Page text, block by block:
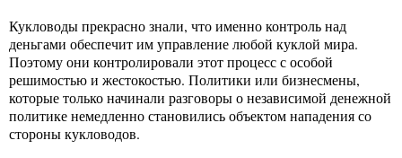
Кукловоды прекрасно знали, что именно контроль над
деньгами обеспечит им управление любой куклой мира.
Поэтому они контролировали этот процесс с особой
решимостью и жестокостью. Политики или бизнесмены,
которые только начинали разговоры о независимой денежной
политике немедленно становились объектом нападения со
стороны кукловодов.